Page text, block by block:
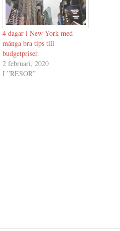
4 dagar i New York med
många bra tips till
budgetpriser.
2 februari, 2020
I ”RESOR”